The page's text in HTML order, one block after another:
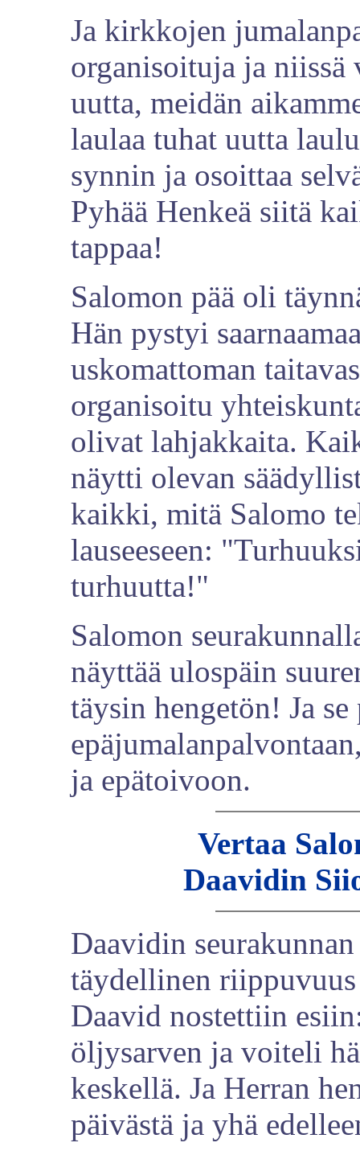
Ja kirkkojen
organisoituja ja niissä
uutta, meidän
laulaa tuhat uutta
synnin ja osoittaa
Pyhää Henkeä siitä
tappaa!
Salomon pää oli
Hän pystyi
uskomattoman
organisoitu
olivat lahjakkaita.
näytti olevan
kaikki, mitä Salomo
lauseeseen:
turhuutta!"
Salomon
näyttää ulospäin
täysin hengetön! Ja
ja epätoivoon.
Vertaa
Daavidin
Daavidin
täydellinen riippuvuus
Daavid nostettiin
öljysarven ja voiteli
keskellä. Ja Herran
päivästä ja yhä